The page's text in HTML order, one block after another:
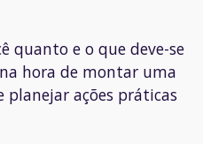
quanto e o que deve-se
hora de montar uma
ações práticas